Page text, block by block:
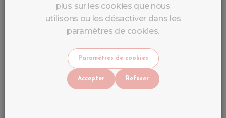
plus sur les cookies que nous
utilisons ou les désactiver dans les
paramètres de cookies.
Paramètres de cookies
Accepter Refuser